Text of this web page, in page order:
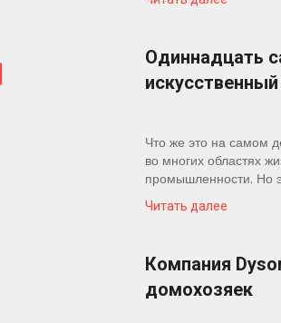
Одиннадцать
Что же это на самом
во многих областях
промышленности. Но
Читать далее
Компания
домохозяек